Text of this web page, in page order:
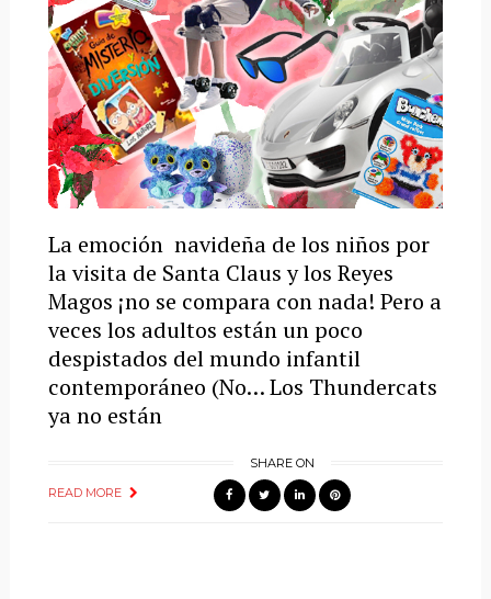
La emoción navideña de los niños por
la visita de Santa Claus y los Reyes
Magos ¡no se compara con nada! Pero a
veces los adultos están un poco
despistados del mundo infantil
contemporáneo (No… Los Thundercats
ya no están
READ MORE
SHARE ON